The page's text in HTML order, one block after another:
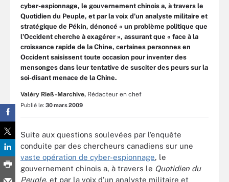
cyber-espionnage, le gouvernement chinois a, à travers le
Quotidien du Peuple, et par la voix d’un analyste militaire et
stratégique de Pékin, dénoncé « un problème politique que
l’Occident cherche à exagérer », assurant que « face à la
croissance rapide de la Chine, certaines personnes en
Occident saisissent toute occasion pour inventer des
mensonges dans leur tentative de susciter des peurs sur la
soi-disant menace de la Chine.
Valéry Rieß-Marchive, Rédacteur en chef
Publié le: 30 mars 2009
Suite aux questions soulevées par l’enquête
conduite par des chercheurs canadiens sur une
vaste opération de cyber-espionnage, le
gouvernement chinois a, à travers le Quotidien du
Peuple, et par la voix d’un analyste militaire et